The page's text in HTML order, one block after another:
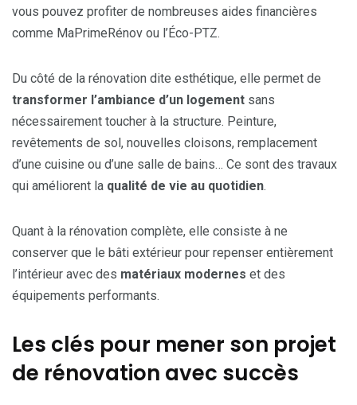
vous pouvez profiter de nombreuses aides financières
comme MaPrimeRénov ou l’Éco-PTZ.
Du côté de la rénovation dite esthétique, elle permet de
transformer l’ambiance d’un logement sans
nécessairement toucher à la structure. Peinture,
revêtements de sol, nouvelles cloisons, remplacement
d’une cuisine ou d’une salle de bains… Ce sont des travaux
qui améliorent la qualité de vie au quotidien.
Quant à la rénovation complète, elle consiste à ne
conserver que le bâti extérieur pour repenser entièrement
l’intérieur avec des matériaux modernes et des
équipements performants.
Les clés pour mener son projet
de rénovation avec succès